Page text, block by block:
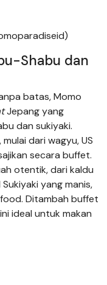
Shabu dan
batas, Momo
Jepang yang
dan sukiyaki.
dari wagyu, US
secara buffet.
otentik, dari kaldu
yang manis,
Ditambah buffet
ideal untuk makan